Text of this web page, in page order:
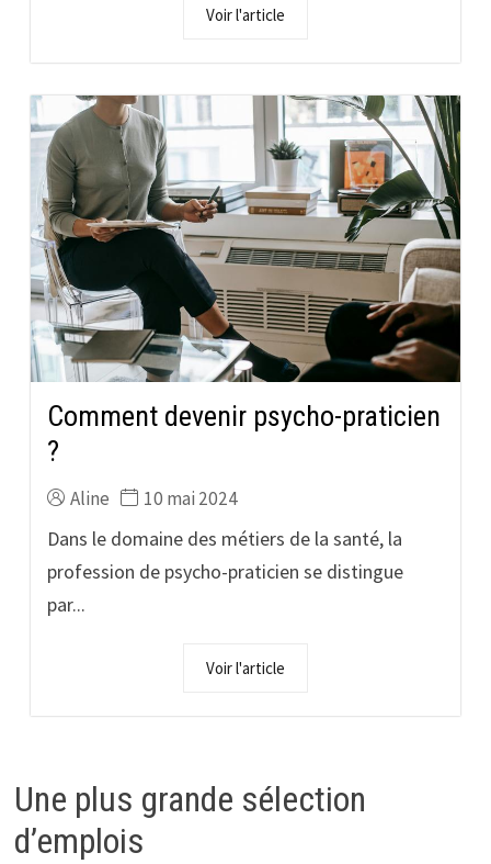
Voir l'article
Comment devenir psycho-praticien
?
Aline 10 mai 2024
Dans le domaine des métiers de la santé, la
profession de psycho-praticien se distingue
par...
Voir l'article
Une plus grande sélection
d’emplois